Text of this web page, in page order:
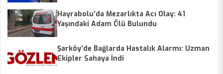
Hayrabolu’da Mezarlıkta Acı Olay: 41
Yaşındaki Adam Ölü Bulundu
Şarköy’de Bağlarda Hastalık Alarmı: Uzman
Ekipler Sahaya İndi